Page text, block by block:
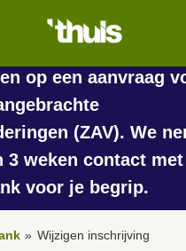
Naar de homepage
duren voordat we
op een aanvraag
(ZAV). We
3 weken contact
voor je begrip.
Wijzigen inschrijving